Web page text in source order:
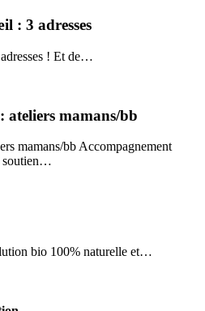
: 3 adresses
! Et de…
ateliers mamans/bb
mamans/bb Accompagnement
soutien…
bio 100% naturelle et…